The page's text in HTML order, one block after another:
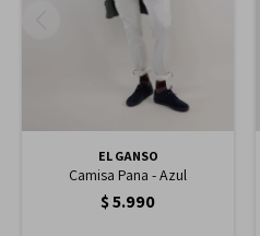
EL GANSO
Camisa Pana - Azul
$5.990